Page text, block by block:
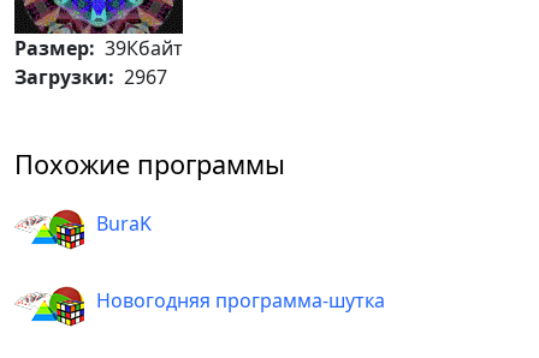
Размер: 39Кбайт
Загрузки: 2967
Похожие программы
BuraK
Новогодняя программа-шутка